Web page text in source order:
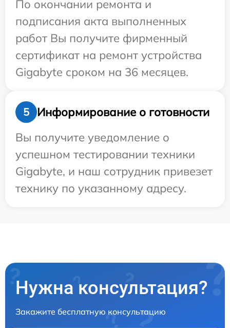
По окончании ремонта и
подписания акта выполненных
работ Вы получите фирменный
сертификат на ремонт устройства
Gigabyte сроком на 36 месяцев.
5
Информирование о готовности
Вы получите уведомление о
успешном тестировании техники
Gigabyte, и наш сотрудник привезет
технику по указанному адресу.
Нужна консультация?
Закажите бесплатную консультацию